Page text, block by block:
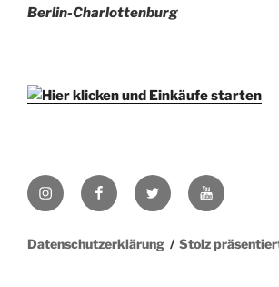
Berlin-Charlottenburg
InstagramFacebookTwitter YouTube
Datenschutzerklärung Stolz